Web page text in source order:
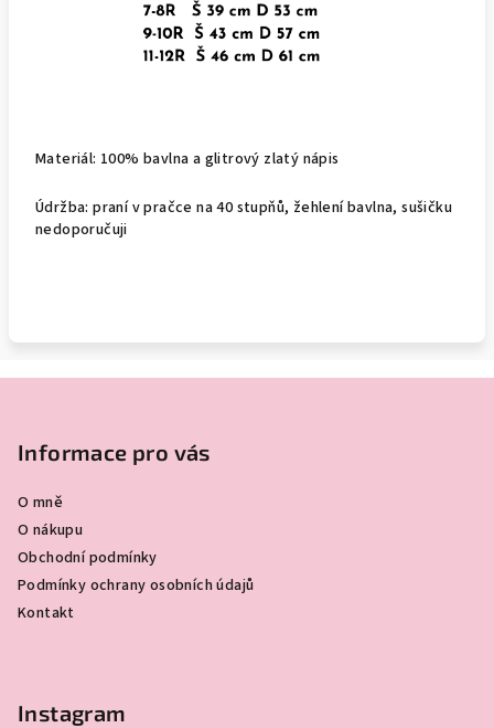
Materiál: 100% bavlna a glitrový zlatý nápis
Údržba: praní v pračce na 40 stupňů, žehlení bavlna, sušičku
nedoporučuji
Informace pro vás
O mně
O nákupu
Obchodní podmínky
Podmínky ochrany osobních údajů
Kontakt
Instagram